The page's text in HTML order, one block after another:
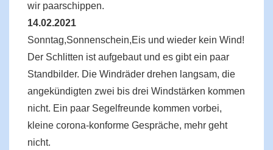
wir paarschippen.
14.02.2021
Sonntag,Sonnenschein,Eis und wieder kein Wind!
Der Schlitten ist aufgebaut und es gibt ein paar
Standbilder. Die Windräder drehen langsam, die
angekündigten zwei bis drei Windstärken kommen
nicht. Ein paar Segelfreunde kommen vorbei,
kleine corona-konforme Gespräche, mehr geht
nicht.